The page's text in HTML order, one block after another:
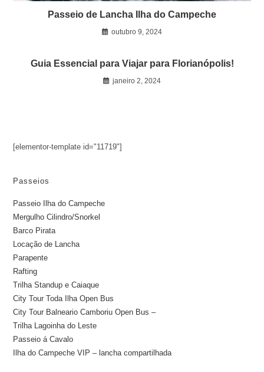
Passeio de Lancha Ilha do Campeche
outubro 9, 2024
Guia Essencial para Viajar para Florianópolis!
janeiro 2, 2024
[elementor-template id="11719"]
Passeios
Passeio Ilha do Campeche
Mergulho Cilindro/Snorkel
Barco Pirata
Locação de Lancha
Parapente
Rafting
Trilha Standup e Caiaque
City Tour Toda Ilha Open Bus
City Tour Balneario Camboriu Open Bus –
Trilha Lagoinha do Leste
Passeio á Cavalo
Ilha do Campeche VIP – lancha compartilhada